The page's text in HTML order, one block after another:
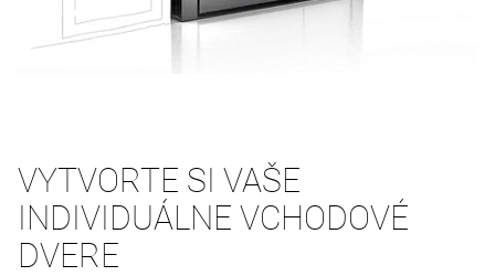
VYTVORTE SI VAŠE
INDIVIDUÁLNE VCHODOVÉ
DVERE